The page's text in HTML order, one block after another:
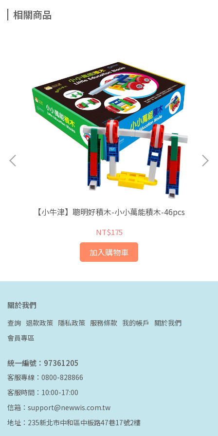
相關商品
【小牛津】聰明好積木-小小萬能積木-46pcs
NT$175
加入購物車
關於我們
查詢 退款政策 隱私政策 服務條款 我的帳戶
關於我們
會員專區
統一編號：97361205
客服專線：0800-828866
客服時間：10:00-17:00
信箱：support@newwis.com.tw
地址：235新北市中和區中板路47巷17號2樓